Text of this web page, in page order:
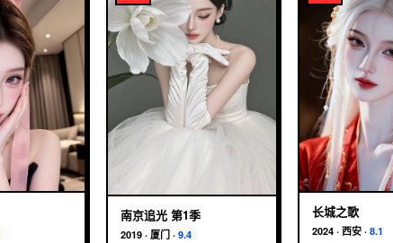
南京追光 第1季
2019 ·厦门 ·9.4
长城之歌
2024 ·西安 ·8.1